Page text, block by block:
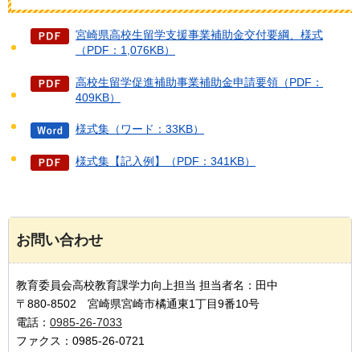
宮崎県高校生留学支援事業補助金交付要綱、様式
（PDF：1,076KB）
高校生留学促進補助事業補助金申請要領（PDF：
409KB）
様式集（ワード：33KB）
様式集【記入例】（PDF：341KB）
お問い合わせ
教育委員会高校教育課学力向上担当 担当者名：田中
〒880-8502 宮崎県宮崎市橘通東1丁目9番10号
電話： 0985-26-7033
ファクス：0985-26-0721